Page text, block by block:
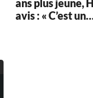
ans plus jeune,
avis : « C’est